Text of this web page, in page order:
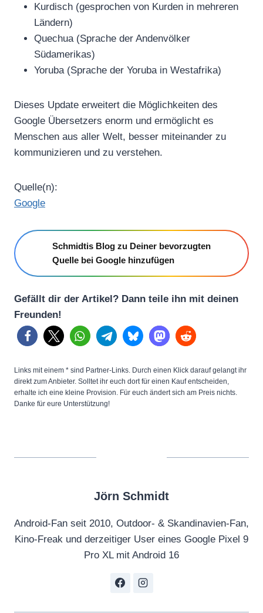
Kurdisch (gesprochen von Kurden in mehreren
Ländern)
Quechua (Sprache der Andenvölker
Südamerikas)
Yoruba (Sprache der Yoruba in Westafrika)
Dieses Update erweitert die Möglichkeiten des
Google Übersetzers enorm und ermöglicht es
Menschen aus aller Welt, besser miteinander zu
kommunizieren und zu verstehen.
Quelle(n):
Google
Schmidtis Blog zu Deiner bevorzugten
Quelle bei Google hinzufügen
Gefällt dir der Artikel? Dann teile ihn mit deinen
Freunden!
Links mit einem * sind Partner-Links. Durch einen Klick darauf gelangt ihr
direkt zum Anbieter. Solltet ihr euch dort für einen Kauf entscheiden,
erhalte ich eine kleine Provision. Für euch ändert sich am Preis nichts.
Danke für eure Unterstützung!
Jörn Schmidt
Android-Fan seit 2010, Outdoor- & Skandinavien-Fan,
Kino-Freak und derzeitiger User eines Google Pixel 9
Pro XL mit Android 16